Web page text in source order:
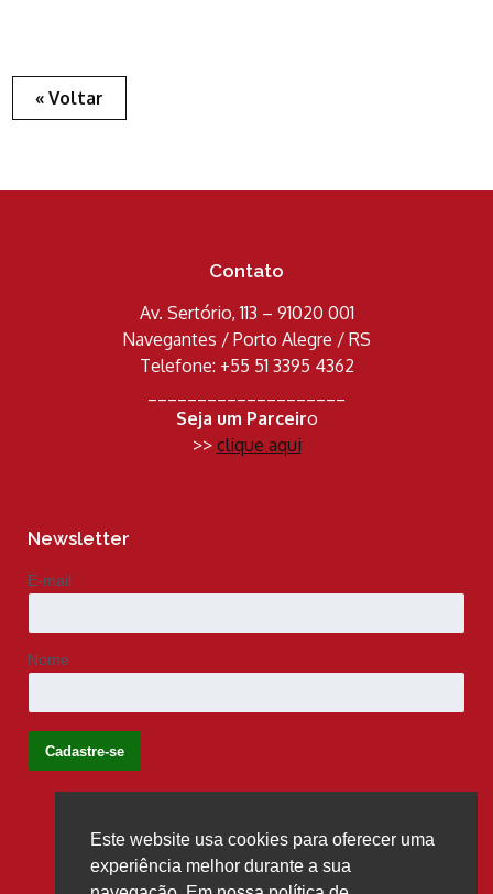
« Voltar
Contato
Av. Sertório, 113 – 91020 001
Navegantes / Porto Alegre / RS
Telefone: +55 51 3395 4362
Seja um Parceiro
>> clique aqui
Newsletter
E-mail
Nome
Siga-nos
Este website usa cookies para oferecer uma
experiência melhor durante a sua